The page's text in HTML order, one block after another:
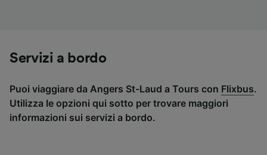
Servizi a bordo
Puoi viaggiare da Angers St-Laud a Tours con Flixbus.
Utilizza le opzioni qui sotto per trovare maggiori
informazioni sui servizi a bordo.